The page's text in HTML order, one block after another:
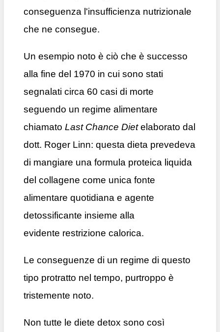
conseguenza l'insufficienza nutrizionale
che ne consegue.
Un esempio noto è ciò che è successo
a lla fine del 1970 in cui sono stati
segnalati circa 60 casi di morte
seguendo un regime alimentare
chiamato Last Chance Dietelaborato dal
dott. Roger Linn: questa dieta prevedeva
di mangiare una formula proteica liquida
del collagene come unica fonte
alimentare quotidiana e agente
detossificante insieme alla
evidente restrizione calorica.
Le conseguenze di un regime di questo
tipo protratto nel tempo, purtroppo è
tristemente noto.
Non tutte le diete detox sono così